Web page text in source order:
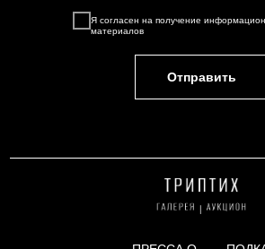
Я согласен на получение
материалов
Отправить